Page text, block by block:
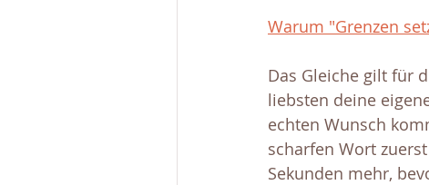
Warum "Grenzen
Das Gleiche gilt für
liebsten deine
echten Wunsch
scharfen Wort
Sekunden mehr,